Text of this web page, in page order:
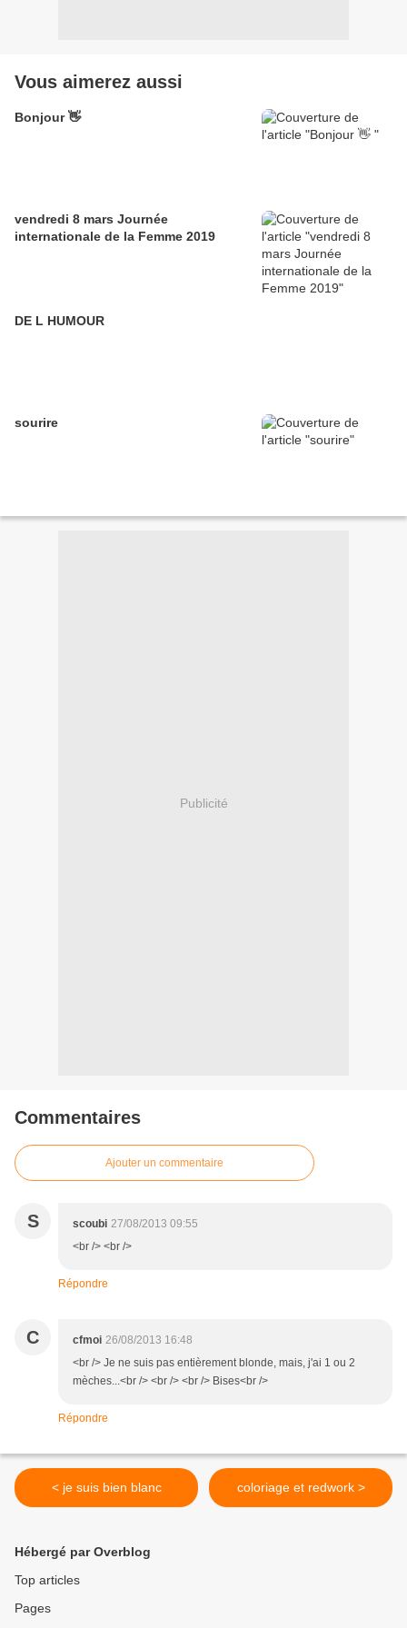
Vous aimerez aussi
Bonjour 👋
vendredi 8 mars Journée
internationale de la Femme 2019
DE L HUMOUR
sourire
Publicité
Commentaires
Ajouter un commentaire
S scoubi 27/08/2013 09:55
<br /> <br />
Répondre
C cfmoi 26/08/2013 16:48
<br /> Je ne suis pas entièrement blonde, mais, j'ai 1 ou 2
mèches...<br /> <br /> <br /> Bises<br />
Répondre
< je suis bien blanc coloriage et redwork >
Hébergé par Overblog
Top articles
Pages